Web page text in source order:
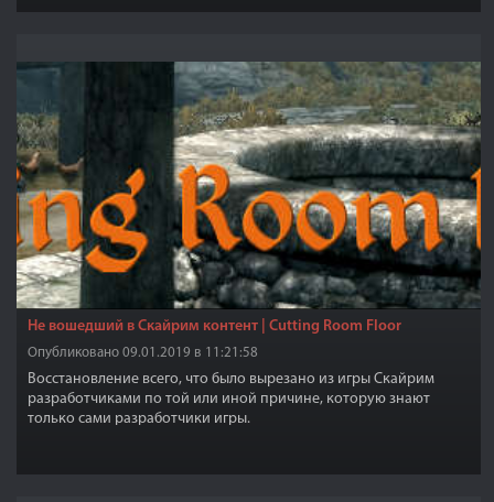
большим количеством снега в Кургане Ингола, практически
становится неиграбельным с ENB.
Не вошедший в Скайрим контент | Cutting Room Floor
Опубликовано 09.01.2019 в 11:21:58
Восстановление всего, что было вырезано из игры Скайрим
разработчиками по той или иной причине, которую знают
только сами разработчики игры.